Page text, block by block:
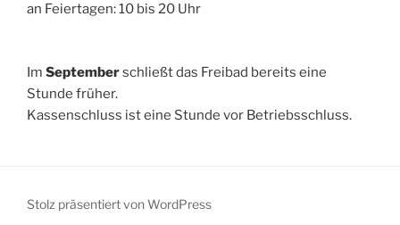
an Feiertagen: 10 bis 20 Uhr
Im Septemberschließt das Freibad bereits eine
Stunde früher.
Kassenschluss ist eine Stunde vor Betriebsschluss.
Stolz präsentiert von WordPress